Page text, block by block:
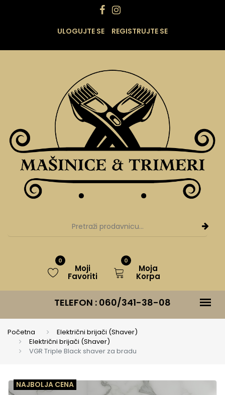
ULOGUJTE SE REGISTRUJTE SE
0
Moji
Favoriti
0
Moja
Korpa
TELEFON : 060/341-38-08
Početna
Električni brijači (Shaver)
Električni brijači (Shaver)
VGR Triple Black shaver za bradu
NAJBOLJA CENA
NAJBOLJA CENA
NAJBOLJA CENA
NAJBOLJA CENA
NAJBOLJA CENA
NAJBOLJA CENA